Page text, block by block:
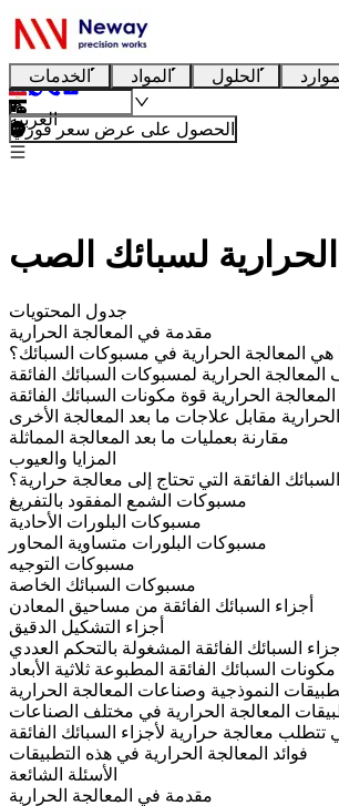
الخدمات المواد الحلول
العربية
الحصول على عرض سعر فوري
لسبائك الصب
جدول المحتويات
مقدمة في المعالجة الحرارية
هي المعالجة الحرارية في مسبوكات السبائك؟
الحرارية لمسبوكات السبائك الفائقة
الحرارية قوة مكونات السبائك الفائقة
الحرارية مقابل علاجات ما بعد المعالجة الأخرى
مقارنة بعمليات ما بعد المعالجة المماثلة
المزايا والعيوب
الفائقة التي تحتاج إلى معالجة حرارية؟
مسبوكات الشمع المفقود بالتفريغ
مسبوكات البلورات الأحادية
مسبوكات البلورات متساوية المحاور
مسبوكات التوجيه
مسبوكات السبائك الخاصة
أجزاء السبائك الفائقة من مساحيق المعادن
أجزاء التشكيل الدقيق
أجزاء السبائك الفائقة المشغولة بالتحكم العددي
مكونات السبائك الفائقة المطبوعة ثلاثية الأبعاد
النموذجية وصناعات المعالجة الحرارية
المعالجة الحرارية في مختلف الصناعات
تتطلب معالجة حرارية لأجزاء السبائك الفائقة
فوائد المعالجة الحرارية في هذه التطبيقات
الأسئلة الشائعة
مقدمة في المعالجة الحرارية